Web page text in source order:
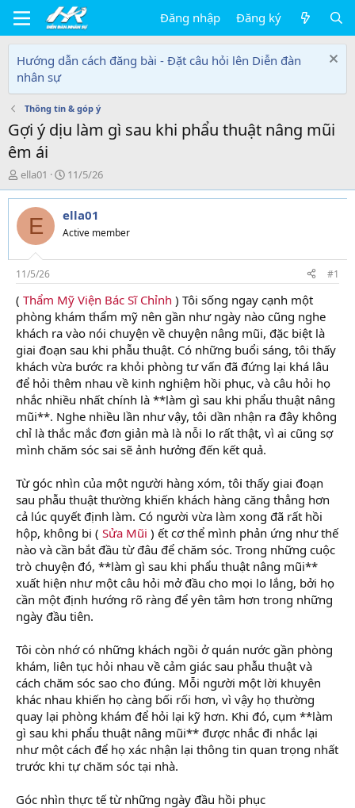
Đăng nhập Đăng ký
Hướng dẫn cách đăng bài - Đặt câu hỏi lên Diễn đàn
nhân sự
Thông tin & góp ý
Gợi ý dịu làm gì sau khi phẩu thuật nâng mũi
êm ái
T
h
r
e
d
s
t
a
r
t
e
r
ella01
N
g
à
y
g
i
11/5/26
E ella01
Active member
11/5/26 #1
( Thẩm Mỹ Viện Bác Sĩ Chỉnh ) Tôi sống ngay cạnh một
phòng khám thẩm mỹ nên gần như ngày nào cũng nghe
khách ra vào nói chuyện về chuyện nâng mũi, đặc biệt là
giai đoạn sau khi phẫu thuật. Có những buổi sáng, tôi thấy
khách vừa bước ra khỏi phòng tư vấn đã đứng lại khá lâu
để hỏi thêm nhau về kinh nghiệm hồi phục, và câu hỏi họ
nhắc nhiều nhất chính là **làm gì sau khi phẩu thuật nâng
mũi**. Nghe nhiều lần như vậy, tôi dần nhận ra đây không
chỉ là thắc mắc đơn giản mà là nỗi lo rất thật, vì ai cũng sợ
mình chăm sóc sai sẽ ảnh hưởng đến kết quả.
Từ góc nhìn của một người hàng xóm, tôi thấy giai đoạn
sau phẫu thuật thường khiến khách hàng căng thẳng hơn
cả lúc quyết định làm. Có người vừa làm xong đã rất hồi
hộp, không bi ( Sửa Mũi ) ết cơ thể mình phản ứng như thế
nào và cần bắt đầu từ đâu để chăm sóc. Trong những cuộc
trò chuyện đó, **làm gì sau khi phẩu thuật nâng mũi**
xuất hiện như một câu hỏi mở đầu cho mọi lo lắng, bởi họ
cần một định hướng rõ ràng để yên tâm hơn trong những
ngày đầu tiên.
Tôi còn nhớ có những khách ngồi ở quán nước gần phòng
khám, liên tục hỏi nhau về cảm giác sau phẫu thuật và
cách chăm sóc sao cho đúng. Mỗi người một lời khuyên
khác nhau khiến họ càng bối rối hơn, vì vậy họ thường
quay lại phòng khám để hỏi lại kỹ hơn. Khi đó, cụm **làm
gì sau khi phẩu thuật nâng mũi** được nhắc đi nhắc lại
như một cách để họ xác nhận lại thông tin quan trọng nhất
trước khi tự chăm sóc tại nhà.
Góc nhìn thực tế từ những ngày đầu hồi phục